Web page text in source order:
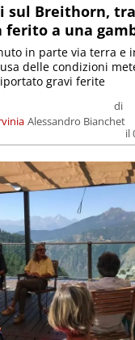
sul Breithorn,
a una
di
Alessandro Bianchet
il
in parte via terra e
delle condizioni
gravi ferite